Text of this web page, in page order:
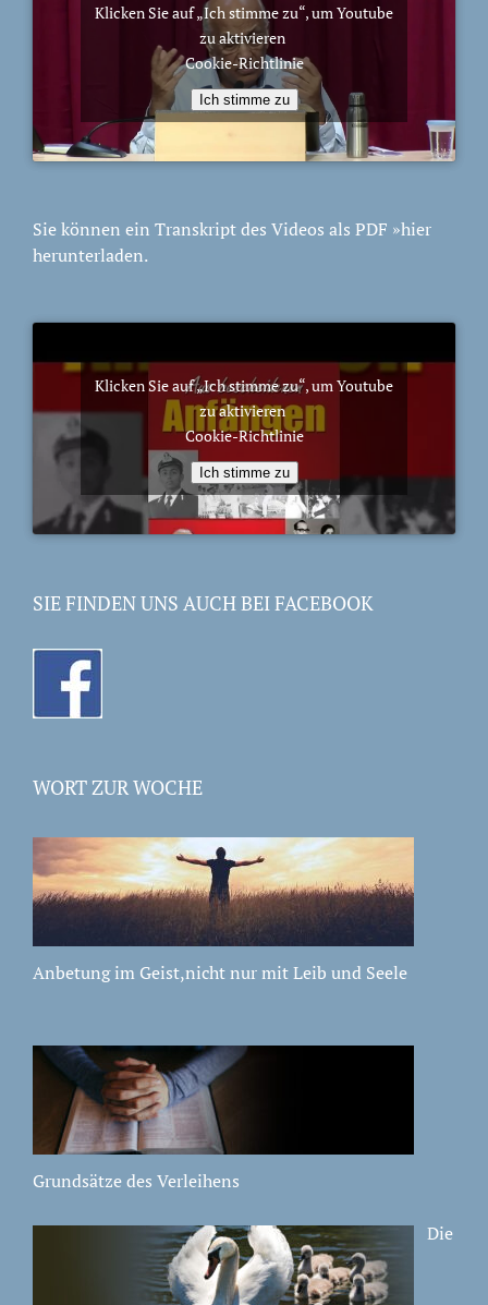
Klicken Sie auf „Ich stimme zu“, um Youtube
zu aktivieren
Cookie-Richtlinie
Ich stimme zu
Sie können ein Transkript des Videos als PDF »hier
herunterladen.
Klicken Sie auf „Ich stimme zu“, um Youtube
zu aktivieren
Cookie-Richtlinie
Ich stimme zu
SIE FINDEN UNS AUCH BEI FACEBOOK
WORT ZUR WOCHE
Anbetung im Geist,nicht nur mit Leib und Seele
Grundsätze des Verleihens
Die